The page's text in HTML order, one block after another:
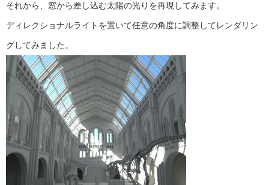
それから、窓から差し込む太陽の光りを再現してみます。
ディレクショナルライトを置いて任意の角度に調整してレンダリン
グしてみました。